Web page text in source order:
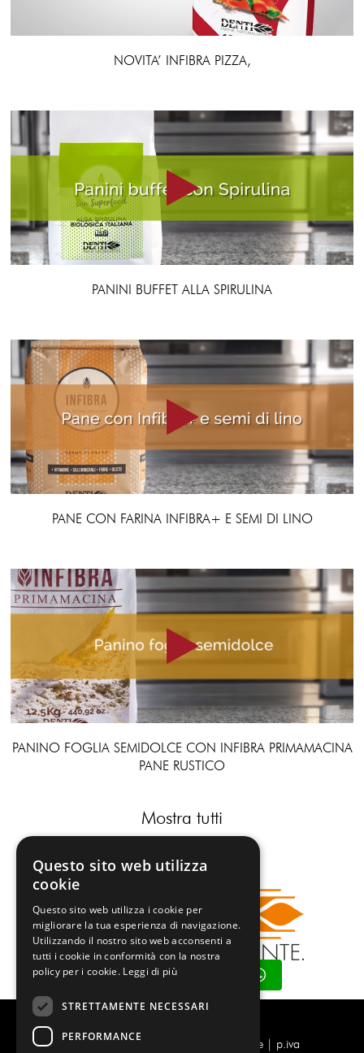
Contattaci su Whatsapp
NOVITA’ INFIBRA PIZZA,
PANINI BUFFET ALLA SPIRULINA
PANE CON FARINA INFIBRA+ E SEMI DI LINO
PANINO FOGLIA SEMIDOLCE CON INFIBRA PRIMAMACINA
PANE RUSTICO
Mostra tutti
Molino Denti - Stabilimento di Vicofertile | p.iva
Questo sito web utilizza
cookie
Questo sito web utilizza i cookie per
migliorare la tua esperienza di navigazione.
Utilizzando il nostro sito web acconsenti a
tutti i cookie in conformità con la nostra
policy per i cookie. Leggi di più
STRETTAMENTE NECESSARI
PERFORMANCE